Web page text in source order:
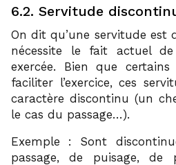
6.2. Servitude
On dit qu’une servitude est
nécessite le fait actuel
exercée. Bien que
faciliter l’exercice, ces
caractère discontinu (un
le cas du passage…).
Exemple : Sont
passage, de puisage, de